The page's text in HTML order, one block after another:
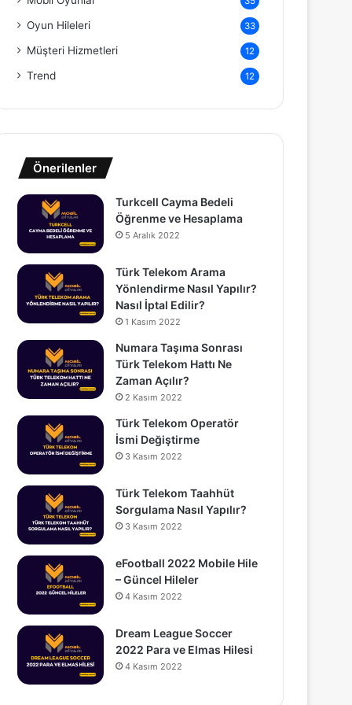
Oyun Hileleri 33
Müşteri Hizmetleri 12
Trend 12
Önerilenler
Turkcell Cayma Bedeli
Öğrenme ve Hesaplama
5 Aralık 2022
Türk Telekom Arama
Yönlendirme Nasıl Yapılır?
Nasıl İptal Edilir?
1 Kasım 2022
Numara Taşıma Sonrası
Türk Telekom Hattı Ne
Zaman Açılır?
2 Kasım 2022
Türk Telekom Operatör
İsmi Değiştirme
3 Kasım 2022
Türk Telekom Taahhüt
Sorgulama Nasıl Yapılır?
3 Kasım 2022
eFootball 2022 Mobile Hile
– Güncel Hileler
4 Kasım 2022
Dream League Soccer
2022 Para ve Elmas Hilesi
4 Kasım 2022